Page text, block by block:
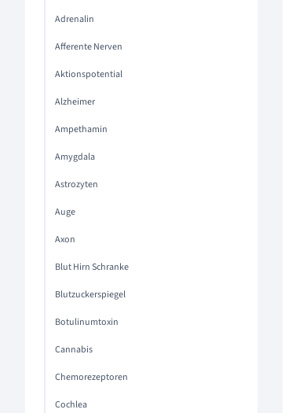
Adrenalin
Afferente Nerven
Aktionspotential
Alzheimer
Ampethamin
Amygdala
Astrozyten
Auge
Axon
Blut Hirn Schranke
Blutzuckerspiegel
Botulinumtoxin
Cannabis
Chemorezeptoren
Cochlea